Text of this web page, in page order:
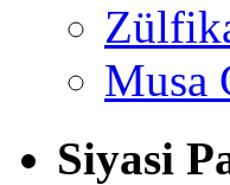
Musa
Siyasi